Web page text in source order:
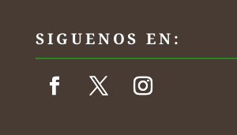
SIGUENOS EN: